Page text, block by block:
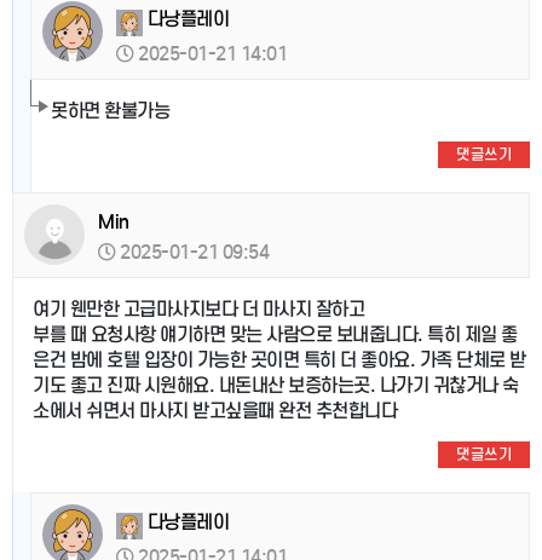
다낭플레이
2025-01-21 14:01
못하면 환불가능
댓글쓰기
Min
2025-01-21 09:54
여기 웬만한 고급마사지보다 더 마사지 잘하고
부를 때 요청사항 얘기하면 맞는 사람으로 보내줍니다. 특히 제일 좋
은건 밤에 호텔 입장이 가능한 곳이면 특히 더 좋아요. 가족 단체로 받
기도 좋고 진짜 시원해요. 내돈내산 보증하는곳. 나가기 귀찮거나 숙
소에서 쉬면서 마사지 받고싶을때 완전 추천합니다
댓글쓰기
다낭플레이